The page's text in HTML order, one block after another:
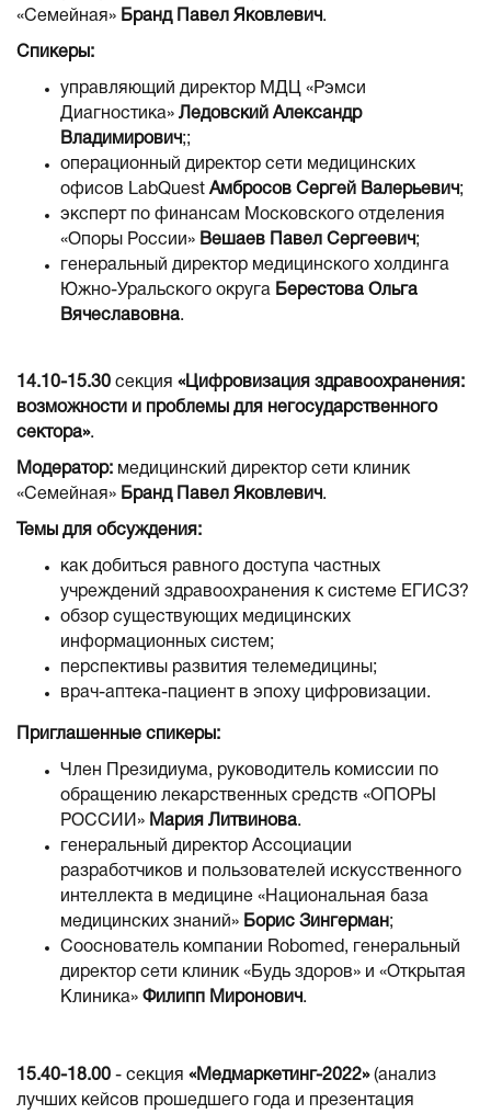
«Семейная» Бранд Павел Яковлевич.
Спикеры:
управляющий директор МДЦ «Рэмси
Диагностика» Ледовский Александр
Владимирович;;
операционный директор сети медицинских
офисов LabQuestАмбросов Сергей Валерьевич;
эксперт по финансам Московского отделения
«Опоры России» Вешаев Павел Сергеевич;
генеральный директор медицинского холдинга
Южно-Уральского округа Берестова Ольга
Вячеславовна.
14.10-15.30 секция «Цифровизация здравоохранения:
возможности и проблемы для негосударственного
сектора».
Модератор: медицинский директор сети клиник
«Семейная» Бранд Павел Яковлевич.
Темы для обсуждения:
как добиться равного доступа частных
учреждений здравоохранения к системе ЕГИСЗ?
обзор существующих медицинских
информационных систем;
перспективы развития телемедицины;
врач-аптека-пациент в эпоху цифровизации.
Приглашенные спикеры:
Член Президиума, руководитель комиссии по
обращению лекарственных средств «ОПОРЫ
РОССИИ» Мария Литвинова.
генеральный директор Ассоциации
разработчиков и пользователей искусственного
интеллекта в медицине «Национальная база
медицинских знаний» Борис Зингерман ;
Сооснователь компании Robomed, генеральный
директор сети клиник «Будь здоров» и «Открытая
Клиника» Филипп Миронович.
15.40-18.00 - секция «Медмаркетинг-2022»(анализ
лучших кейсов прошедшего года и презентация